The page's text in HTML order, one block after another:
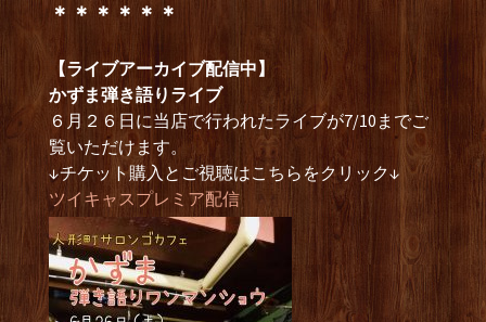
＊＊＊＊＊＊
【ライブアーカイブ配信中】
かずま弾き語りライブ
６月２６日に当店で行われたライブが7/10までご
覧いただけます。
↓チケット購入とご視聴はこちらをクリック↓
ツイキャスプレミア配信